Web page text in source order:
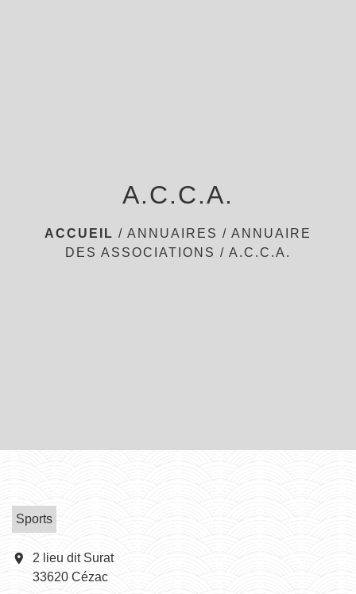
A.C.C.A.
ACCUEIL / ANNUAIRES / ANNUAIRE
DES ASSOCIATIONS / A.C.C.A.
Sports
location_on
2 lieu dit Surat
33620 Cézac